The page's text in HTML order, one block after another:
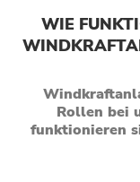
WIE
Rollen bei
funktionieren